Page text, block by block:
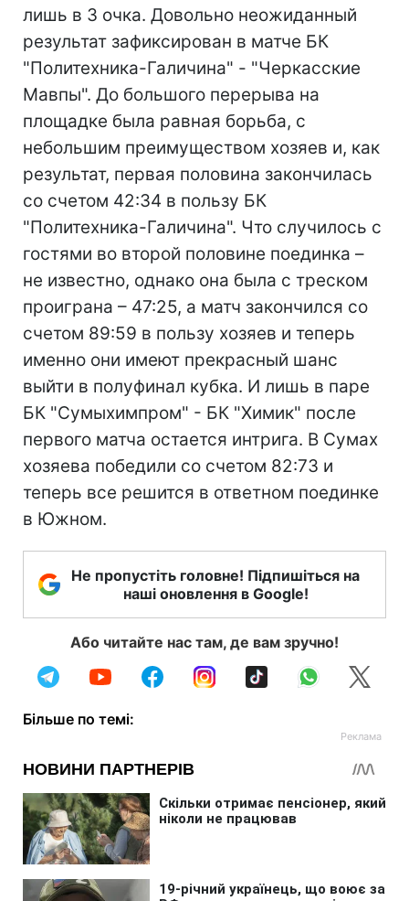
лишь в 3 очка. Довольно неожиданный
результат зафиксирован в матче БК
"Политехника-Галичина" - "Черкасские
Мавпы". До большого перерыва на
площадке была равная борьба, с
небольшим преимуществом хозяев и, как
результат, первая половина закончилась
со счетом 42:34 в пользу БК
"Политехника-Галичина". Что случилось с
гостями во второй половине поединка –
не известно, однако она была с треском
проиграна – 47:25, а матч закончился со
счетом 89:59 в пользу хозяев и теперь
именно они имеют прекрасный шанс
выйти в полуфинал кубка. И лишь в паре
БК "Сумыхимпром" - БК "Химик" после
первого матча остается интрига. В Сумах
хозяева победили со счетом 82:73 и
теперь все решится в ответном поединке
в Южном.
Не пропустіть головне! Підпишіться на
наші оновлення в Google!
Або читайте нас там, де вам зручно!
Більше по темі: